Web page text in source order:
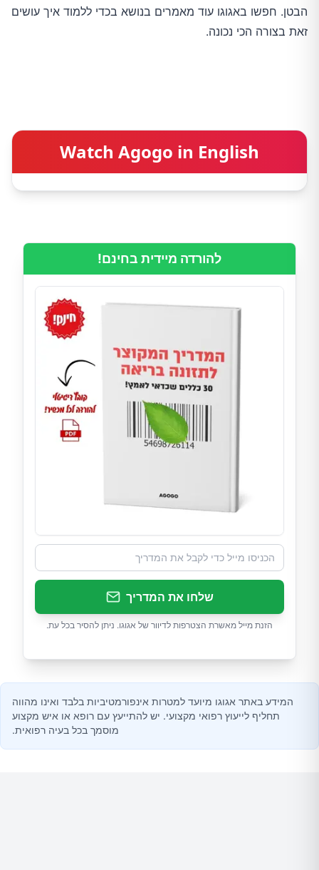
הבטן. חפשו באגוגו עוד מאמרים בנושא בכדי ללמוד איך עושים
זאת בצורה הכי נכונה.
Watch Agogo in English
להורדה מיידית בחינם!
שלחו את המדריך
הזנת מייל מאשרת הצטרפות לדיוור של אגוגו. ניתן להסיר בכל עת.
המידע באתר אגוגו מיועד למטרות אינפורמטיביות בלבד ואינו מהווה
תחליף לייעוץ רפואי מקצועי. יש להתייעץ עם רופא או איש מקצוע
מוסמך בכל בעיה רפואית.